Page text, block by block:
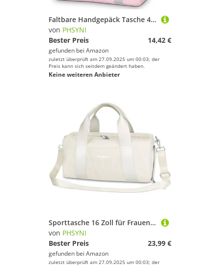
Faltbare Handgepäck Tasche 45 x 19 x 35 cm,26 L Leichter Flugzeug Reisetasche,Sporttasche Krankenhaustasche Weekendertasche(Rosa)
von PHSYNI
Bester Preis
14,42 €
gefunden bei Amazon
zuletzt überprüft am 27.09.2025 um 00:03; der
Preis kann sich seitdem geändert haben.
Keine weiteren Anbieter
Sporttasche 16 Zoll für Frauen & Kinder,Mit Schuhfach & Trocken-Nass Trennung,Praktisch für Fitness, Tanzen, Schwimmen, Beige
von PHSYNI
Bester Preis
23,99 €
gefunden bei Amazon
zuletzt überprüft am 27.09.2025 um 00:03; der